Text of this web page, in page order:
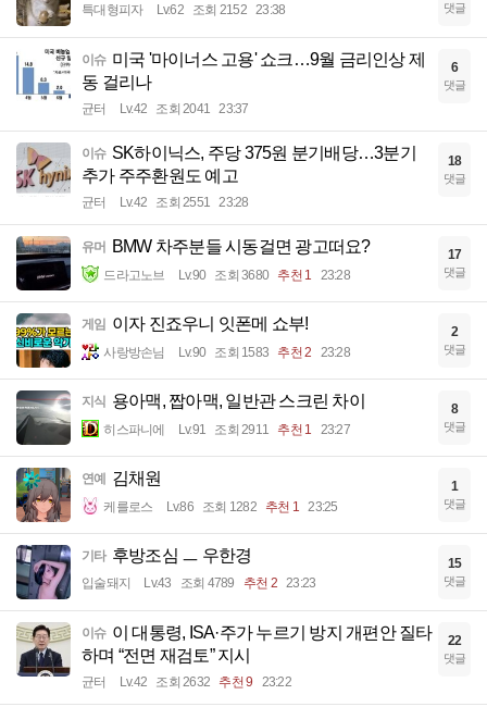
특대형피자 Lv.62 조회 2152 23:38 댓글
이슈 미국 '마이너스 고용' 쇼크…9월 금리인상 제
동 걸리나
균터 Lv.42 조회 2041 23:37
6
댓글
이슈 SK하이닉스, 주당 375원 분기배당…3분기
추가 주주환원도 예고
균터 Lv.42 조회 2551 23:28
18
댓글
유머 BMW 차주분들 시동걸면 광고떠요?
드라고노브 Lv.90 조회 3680 추천 1 23:28
17
댓글
게임 이자 진죠우니 잇폰메 쇼부!
사랑방손님 Lv.90 조회 1583 추천 2 23:28
2
댓글
지식 용아맥, 짭아맥, 일반관 스크린 차이
히스파니에 Lv.91 조회 2911 추천 1 23:27
8
댓글
연예 김채원
케를로스 Lv.86 조회 1282 추천 1 23:25
1
댓글
기타 후방조심 ㅡ 우한경
입술돼지 Lv.43 조회 4789 추천 2 23:23
15
댓글
이슈 이 대통령, ISA·주가 누르기 방지 개편안 질타
하며 “전면 재검토” 지시
균터 Lv.42 조회 2632 추천 9 23:22
22
댓글